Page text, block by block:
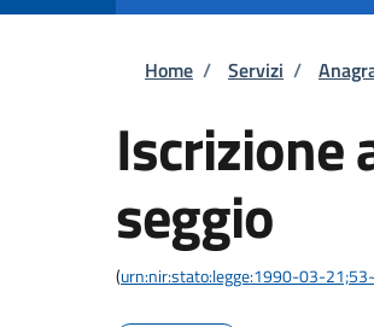
Briciole di
Home / Servizi /
Iscrizione
seggio
(urn:nir:stato:legge:1990-03-